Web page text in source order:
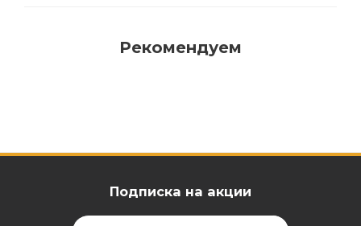
Рекомендуем
Подписка на акции